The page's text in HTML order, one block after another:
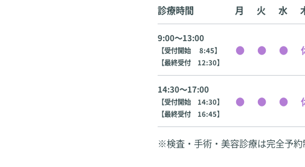
診療時間 月 火 水
9:00〜13:00
【受付開始 8:45】
【最終受付 12:30】
14:30〜17:00
【受付開始 14:30】
【最終受付 16:45】
※検査・手術・美容診療は完全予約